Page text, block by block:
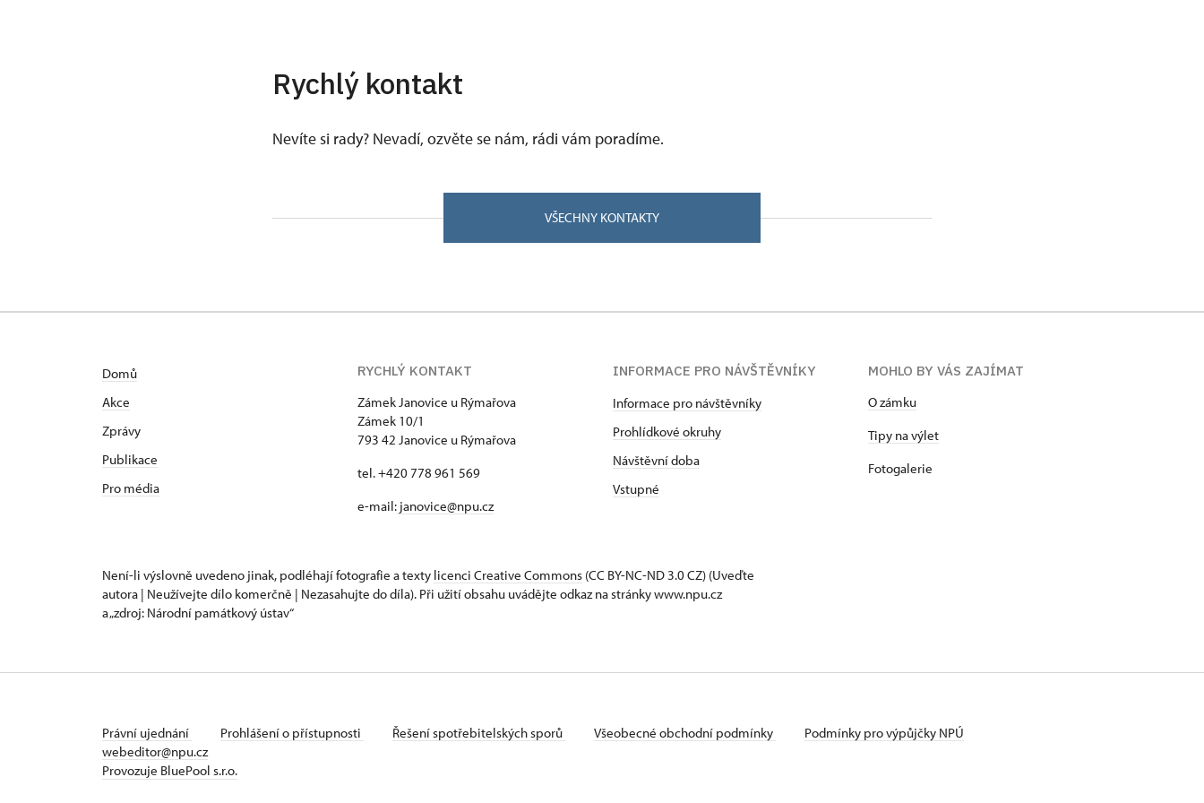
Rychlý kontakt
Nevíte si rady? Nevadí, ozvěte se nám, rádi vám poradíme.
VŠECHNY KONTAKTY
Domů
Akce
Zprávy
Publikace
Pro média
RYCHLÝ KONTAKT
Zámek Janovice u Rýmařova
Zámek 10/1
793 42 Janovice u Rýmařova
tel. +420 778 961 569
e-mail: janovice@npu.cz
INFORMACE PRO NÁVŠTĚVNÍKY
Informace pro návštěvníky
Prohlídkové okruhy
Návštěvní doba
Vstupné
MOHLO BY VÁS ZAJÍMAT
O zámku
Tipy na výlet
Fotogalerie
Není-li výslovně uvedeno jinak, podléhají fotografie a texty licenci Creative Commons (CC BY-NC-ND 3.0 CZ) (Uveďte
autora | Neužívejte dílo komerčně | Nezasahujte do díla). Při užití obsahu uvádějte odkaz na stránky www.npu.cz
a „zdroj: Národní památkový ústav“
Právní ujednání Prohlášení o přístupnosti Řešení spotřebitelských sporů Všeobecné obchodní podmínky
Podmínky pro výpůjčky NPÚ
webeditor@npu.cz
Provozuje BluePool s.r.o.